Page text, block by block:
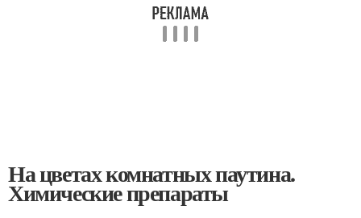
На цветах комнатных паутина.
Химические препараты